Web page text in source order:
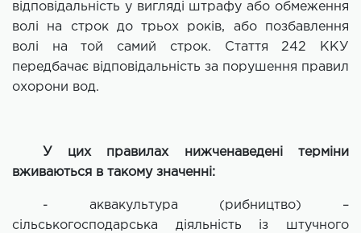
відповідальність у вигляді штрафу або обмеження
волі на строк до трьох років, або позбавлення
волі на той самий строк. Стаття 242 ККУ
передбачає відповідальність за порушення правил
охорони вод.
У цих правилах нижченаведені терміни
вживаються в такому значенні:
- аквакультура (рибництво) –
сільськогосподарська діяльність із штучного